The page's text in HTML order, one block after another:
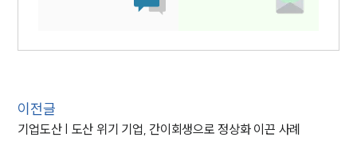
이전글
기업도산 | 도산 위기 기업, 간이회생으로 정상화 이끈 사례